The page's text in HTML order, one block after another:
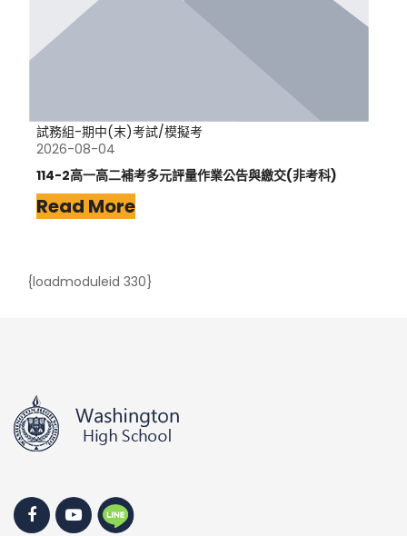
試務組-期中(末)考試/模擬考
2026-08-04
114-2高一高二補考多元評量作業公告與繳交(非考科)
Read More
{loadmoduleid 330}